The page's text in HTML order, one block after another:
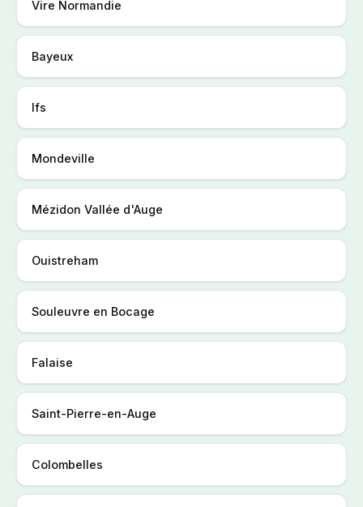
Vire Normandie
Bayeux
Ifs
Mondeville
Mézidon Vallée d'Auge
Ouistreham
Souleuvre en Bocage
Falaise
Saint-Pierre-en-Auge
Colombelles